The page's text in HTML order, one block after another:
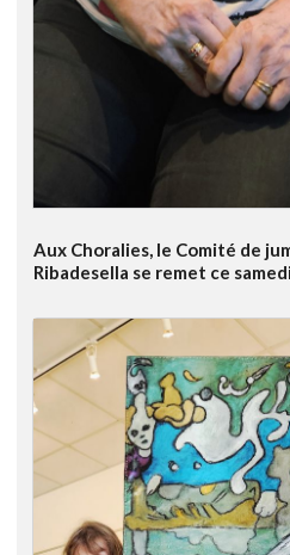
Aux Choralies, le Comité de
Ribadesella se remet ce